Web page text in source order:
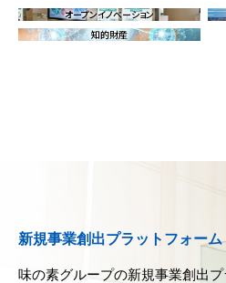
オープンイノベーション
知的財産
新規事業創出プラットフォーム
味の素グループの新規事業創出